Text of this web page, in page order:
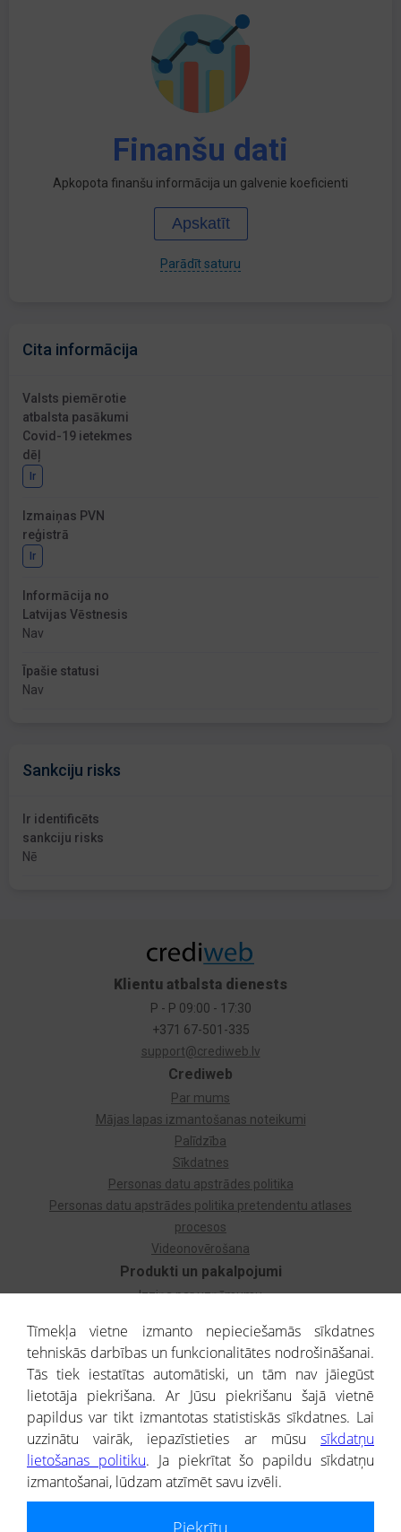
Finanšu dati
Apkopota finanšu informācija un galvenie koeficienti
Apskatīt
Parādīt saturu
Cita informācija
Valsts piemērotie
atbalsta pasākumi
Covid-19 ietekmes
dēļ
Ir
Izmaiņas PVN
reģistrā
Ir
Informācija no
Latvijas Vēstnesis
Nav
Īpašie statusi
Nav
Sankciju risks
Ir identificēts
sankciju risks
Nē
Produkti un pakalpojumi
Izziņa par uzņēmumu
Dzimtas koks
Uzņēmumu atlase
Monitorings
Kredītizziņa par ārvalstu uzņēmumiem
Crediweb
Par mums
Mājas lapas izmantošanas noteikumi
Palīdzība
Sīkdatnes
Personas datu apstrādes politika
Personas datu apstrādes politika pretendentu atlases
procesos
Videonovērošana
Klientu atbalsta dienests
P - P 09:00 - 17:30
+371 67-501-335
support@crediweb.lv
® CREDITREFORM Latvija
SIA
Tīmekļa vietne izmanto nepieciešamās sīkdatnes
tehniskās darbības un funkcionalitātes nodrošināšanai.
Tās tiek iestatītas automātiski, un tām nav jāiegūst
lietotāja piekrišana. Ar Jūsu piekrišanu šajā vietnē
papildus var tikt izmantotas statistiskās sīkdatnes. Lai
uzzinātu vairāk, iepazīstieties ar mūsu sīkdatņu
lietošanas politiku. Ja piekrītat šo papildu sīkdatņu
izmantošanai, lūdzam atzīmēt savu izvēli.
Piekrītu